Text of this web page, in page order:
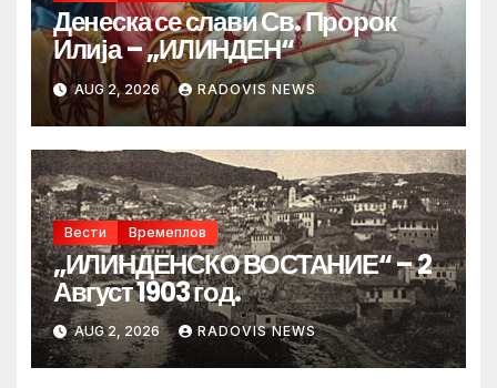
Денеска се слави Св. Пророк
Илија – „ИЛИНДЕН“
AUG 2, 2026 RADOVIS NEWS
Вести Времеплов
„ИЛИНДЕНСКО ВОСТАНИЕ“ – 2
Август 1903 год.
AUG 2, 2026 RADOVIS NEWS